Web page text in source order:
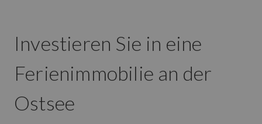
Investieren Sie in eine
Ferienimmobilie an der
Ostsee